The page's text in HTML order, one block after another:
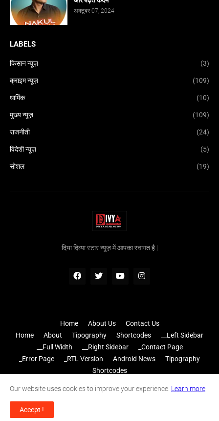
अक्टूबर 07, 2024
LABELS
किसान न्यूज़ (3)
क्राइम न्यूज़ (109)
धार्मिक (10)
मुख्य न्यूज़ (109)
राजनीती (24)
विदेशी न्यूज़ (5)
सोशल (19)
दिया दिव्या स्टार न्यूज़ में आपका स्वागत है |
Design by -
Home About Us
Contact Us
Home
About Tipography Shortcodes
__Left Sidebar
__Full Width
__Right Sidebar
_Contact Page
_Error Page
_RTL Version Android News
Tipography
Shortcodes
Contact Us RTL Version
Our website uses cookies to improve your experience. Learn more
Accept !